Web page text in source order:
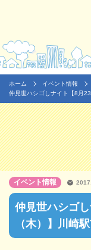
ホーム
イベント情報
仲見世ハシゴしナイト【8月
仲見世ハシゴ
（木）】川崎
イベント情報